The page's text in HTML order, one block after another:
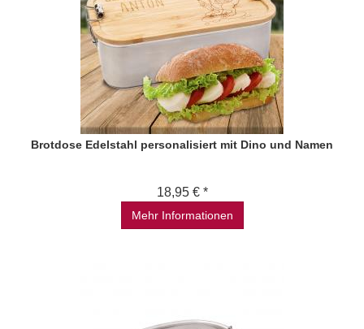
Brotdose Edelstahl personalisiert mit Dino und Namen
18,95 € *
Mehr Informationen